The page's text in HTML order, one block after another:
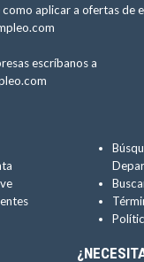
aplicar a ofertas de
escríbanos a